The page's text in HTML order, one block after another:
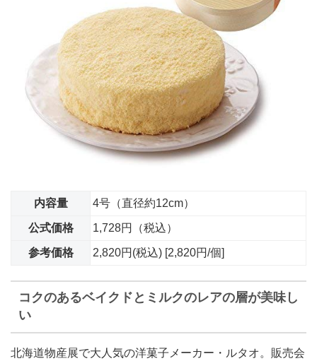
内容量 4号（直径約12cm）
公式価格 1,728円（税込）
参考価格 2,820円(税込) [2,820円/個]
コクのあるベイクドとミルクのレアの層が美味し
い
北海道物産展で大人気の洋菓子メーカー・ルタオ。販売会